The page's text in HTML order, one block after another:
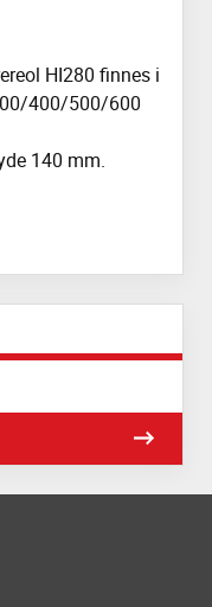
HI280 finnes i
400/500/600
140 mm.